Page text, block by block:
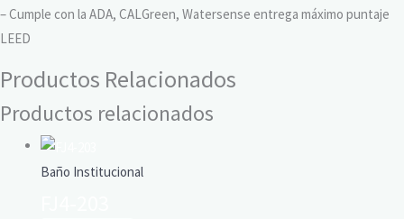
– Cumple con la ADA, CALGreen, Watersense entrega máximo puntaje
LEED
Productos Relacionados
Productos relacionados
Baño Institucional